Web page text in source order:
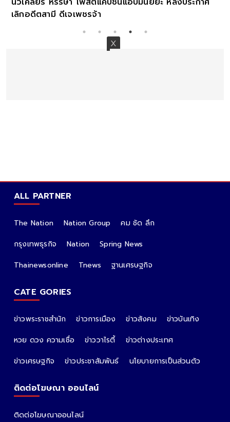
ALL PARTNER
The Nation Nation Group
คม ชัด ลึก
กรุงเทพธุรกิจ
Nation
Spring News
Thainewsonline
Tnews ฐานเศรษฐกิจ
CATE GORIES
ข่าวพระราชสำนัก ข่าวการเมือง ข่าวสังคม
ข่าวบันเทิง
หวย ดวง ความเชื่อ
ข่าววาไรตี้
ข่าวต่างประเทศ
ข่าวเศรษฐกิจ
ข่าวประชาสัมพันธ์ นโยบายการเป็นส่วนตัว
ติดต่อโฆษณา ออนไลน์
ติดต่อโฆษณาออนไลน์